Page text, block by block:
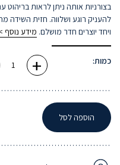
בצורניות אותה ניתן לראות
להעניק רוגע ושלווה. חזית השידה
ויחד יוצרים חדר מושלם. מידע נוסף
כמות:
של
חול
+
הוספה לסל